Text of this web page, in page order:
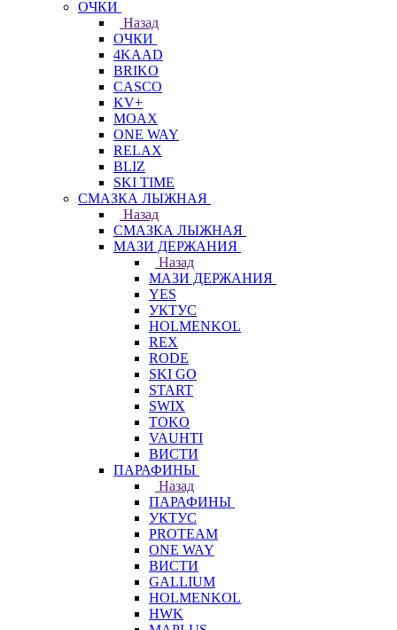
ОЧКИ
Назад
ОЧКИ
4KAAD
BRIKO
CASCO
KV+
MOAX
ONE WAY
RELAX
BLIZ
SKI TIME
СМАЗКА ЛЫЖНАЯ
Назад
СМАЗКА ЛЫЖНАЯ
МАЗИ ДЕРЖАНИЯ
Назад
МАЗИ ДЕРЖАНИЯ
YES
УКТУС
HOLMENKOL
REX
RODE
SKI GO
START
SWIX
TOKO
VAUHTI
ВИСТИ
ПАРАФИНЫ
Назад
ПАРАФИНЫ
УКТУС
PROTEAM
ONE WAY
ВИСТИ
GALLIUM
HOLMENKOL
HWK